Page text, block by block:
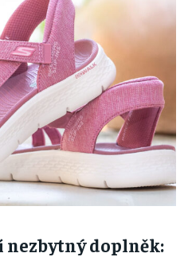
nezbytný doplněk: